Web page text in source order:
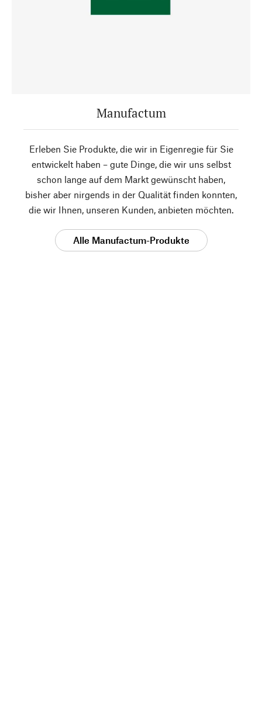
Manufactum
Erleben Sie Produkte, die wir in Eigenregie für Sie
entwickelt haben – gute Dinge, die wir uns selbst
schon lange auf dem Markt gewünscht haben,
bisher aber nirgends in der Qualität finden konnten,
die wir Ihnen, unseren Kunden, anbieten möchten.
Alle Manufactum-Produkte